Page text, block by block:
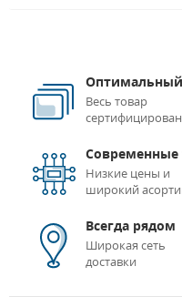
Весь товар
сертифицирован
Современные
Низкие цены и
широкий
Всегда рядом
Широкая сеть
доставки